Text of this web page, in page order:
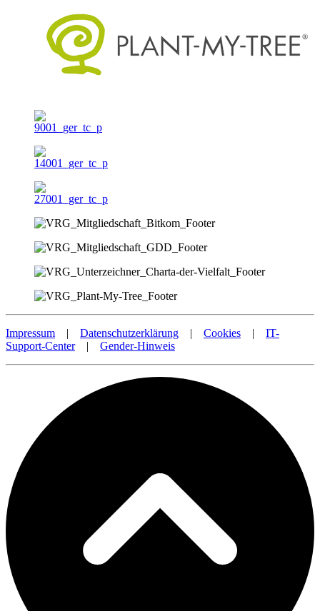
Impressum | Datenschutzerklärung | Cookies | IT-
Support-Center| Gender-Hinweis